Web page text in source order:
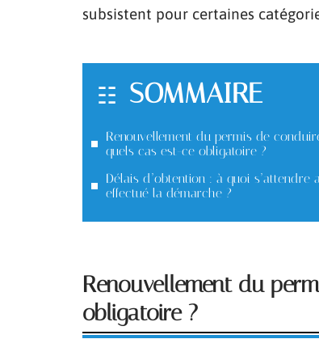
subsistent pour certaines
SOMMAIRE
Renouvellement du permis de
quels cas est-ce obligatoire ?
Délais d’obtention : à quoi s’attendre
effectué la démarche ?
Renouvellement du
obligatoire ?